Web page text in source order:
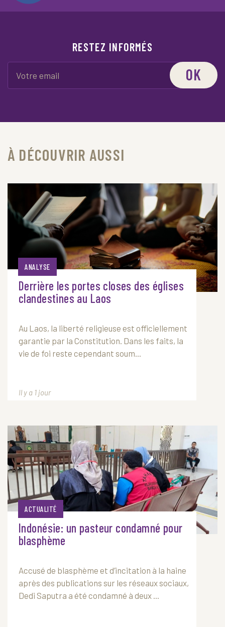
RESTEZ INFORMÉS
OK
À DÉCOUVRIR AUSSI
ANALYSE
Derrière les portes closes des églises
clandestines au Laos
Au Laos, la liberté religieuse est officiellement
garantie par la Constitution. Dans les faits, la
vie de foi reste cependant soum...
Il y a 1 jour
ACTUALITÉ
Indonésie: un pasteur condamné pour
blasphème
Accusé de blasphème et d’incitation à la haine
après des publications sur les réseaux sociaux,
Dedi Saputra a été condamné à deux ...